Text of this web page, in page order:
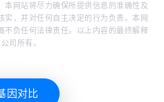
本网站将尽力确保所提供信息的准确性及
实，并对任何自主决定的行为负责。本网
不负任何法律责任。以上内容的最终解释
司所有。
因对比